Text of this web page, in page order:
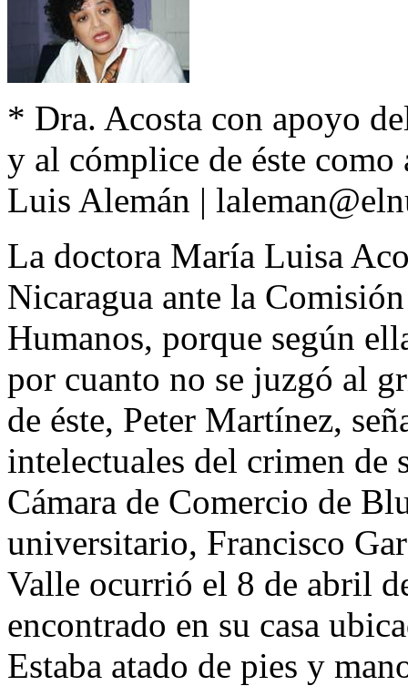
* Dra. Acosta con apoyo
y al cómplice de éste
Luis Alemán |
La doctora María Luisa
Nicaragua ante la
Humanos, porque según
por cuanto no se juzgó al
de éste, Peter Martínez,
intelectuales del crimen de
Cámara de Comercio de
universitario, Francisco
Valle ocurrió el 8 de abril
encontrado en su casa
Estaba atado de pies y